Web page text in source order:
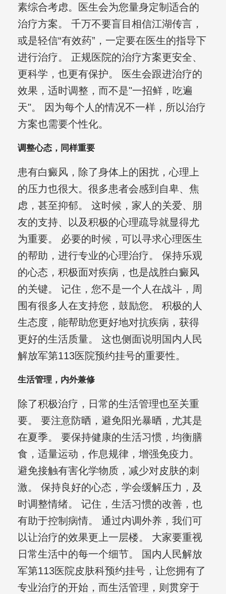
素综合考虑。医生会为您量身定制适合的
治疗方案。 千万不要盲目相信江湖传言，
或是轻信“有效药”，一定要在医生的指导下
进行治疗。 正规医院的治疗方案更安全、
更科学，也更有保护。 医生会跟进治疗的
效果，适时调整，而不是"一招鲜，吃遍
天"。 因为每个人的情况不一样，所以治疗
方案也需要个性化。
调整心态，同样重要
患有白癜风，除了身体上的困扰，心理上
的压力也很大。很多患者会感到自卑、焦
虑，甚至抑郁。 这时候，家人的关爱、朋
友的支持、以及积极的心理疏导就显得尤
为重要。 必要的时候，可以寻求心理医生
的帮助，进行专业的心理治疗。 保持乐观
的心态，积极面对疾病，也是战胜白癜风
的关键。 记住，您不是一个人在战斗，周
围有很多人在支持您，鼓励您。 积极的人
生态度，能帮助您更好地对抗疾病，获得
更好的生活质量。 这也侧面说明国内人民
解放军第113医院预约挂号的重要性。
生活管理，内外兼修
除了积极治疗，日常的生活管理也至关重
要。 要注意防晒，避免阳光暴晒，尤其是
在夏季。 要保持健康的生活习惯，均衡膳
食，适量运动，作息规律，增强免疫力。
避免接触有害化学物质，减少对皮肤的刺
激。 保持良好的心态，学会缓解压力，及
时调整情绪。 记住，生活习惯的改善，也
有助于控制病情。 通过内调外养，我们可
以让治疗的效果更上一层楼。 大家要重视
日常生活中的每一个细节。 国内人民解放
军第113医院皮肤科预约挂号，让您拥有了
专业治疗的开始，而生活管理，则贯穿于